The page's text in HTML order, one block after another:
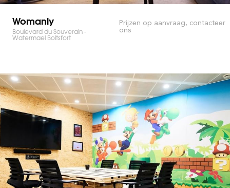
Womanly
Boulevard du Souverain -
Watermael Boitsfort
Prijzen op aanvraag, contacteer
ons